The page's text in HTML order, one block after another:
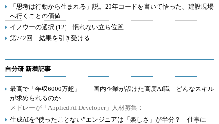
「思考は行動から生まれる」説。20年コードを書いて悟った、建設現場
へ行くことの価値
イノウーの選択 (12) 慣れない立ち位置
第742回 結果を引き受ける
自分研 新着記事
最高で「年収6000万超」――国内企業が設けた高度AI職 どんなスキル
が求められるのか
メドレーが「Applied AI Developer」人材募集：
生成AIを“使ったことない”エンジニアは「楽しさ」が半分？ 仕事に